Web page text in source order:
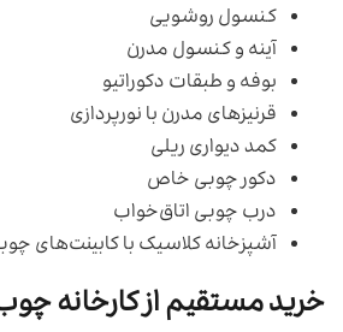
کنسول روشویی
آینه و کنسول مدرن
بوفه و طبقات دکوراتیو
قرنیزهای مدرن با نورپردازی
کمد دیواری ریلی
دکور چوبی خاص
درب چوبی اتاق‌خواب
آشپزخانه کلاسیک با کابینت‌های
خرید مستقیم از کارخانه